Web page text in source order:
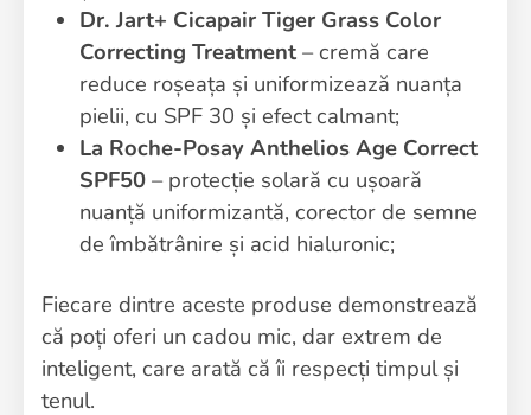
Dr. Jart+ Cicapair Tiger Grass Color
Correcting Treatment – cremă care
reduce roșeața și uniformizează nuanța
pielii, cu SPF 30 și efect calmant;
La Roche-Posay Anthelios Age Correct
SPF50 – protecție solară cu ușoară
nuanță uniformizantă, corector de semne
de îmbătrânire și acid hialuronic;
Fiecare dintre aceste produse demonstrează
că poți oferi un cadou mic, dar extrem de
inteligent, care arată că îi respecți timpul și
tenul.